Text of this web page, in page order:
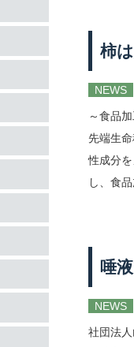
柿
NEWS
～食品
先端生
性成分
し、食
唾
NEWS
社団法